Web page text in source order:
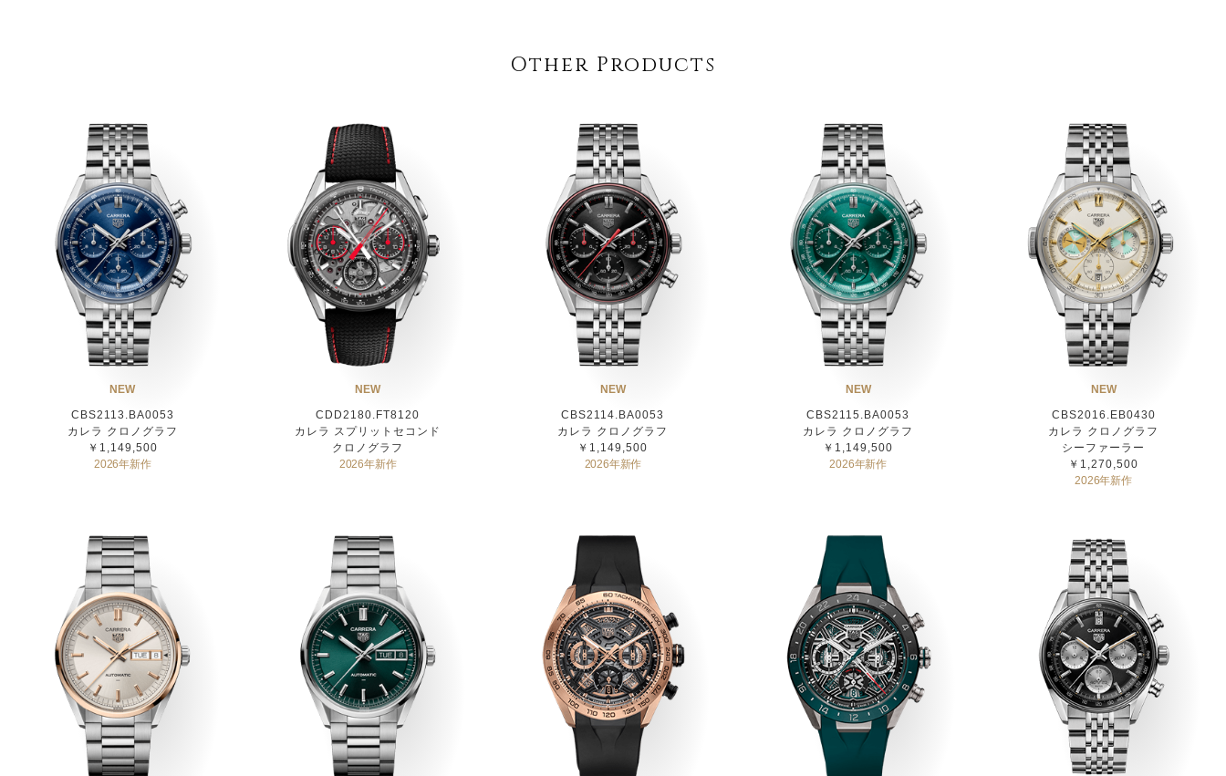
Other Products
NEW
CBS2113.BA0053
カレラ クロノグラフ
￥1,149,500
2026年新作
NEW
CDD2180.FT8120
カレラ スプリットセコンド
クロノグラフ
2026年新作
NEW
CBS2114.BA0053
カレラ クロノグラフ
￥1,149,500
2026年新作
NEW
CBS2115.BA0053
カレラ クロノグラフ
￥1,149,500
2026年新作
NEW
CBS2016.EB0430
カレラ クロノグラフ
シーファーラー
￥1,270,500
2026年新作